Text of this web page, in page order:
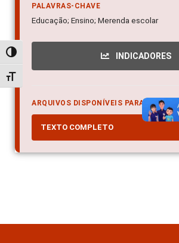
Alternar alto contraste
Alternar tamanho da fonte
PALAVRAS-CHAVE
Educação; Ensino; Merenda escolar
INDICADORES
ARQUIVOS DISPONÍVEIS PARA
TEXTO COMPLETO